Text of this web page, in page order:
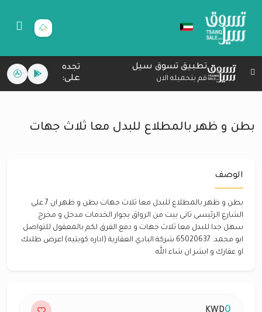
تطبيق تسوق سيل
قم بتحميله الان
تجده
على:
بطن و ظهر بالمطلاع للبدل معا ثلاث جهات
الوصف
بطن و ظهر بالمطلاع للبدل معا ثلاث جهات بطن و ظهر ان 7 على
الشارع الرئيسى ثانى بيت من الرواق بجوار الخدمات مدخل و مخرج
سهل جدا للبدل معا ثلاث جهات و دفع الفرق لكم بالمعقول للتواصل
ابو محمد: 65020637 شركة البادي العقارية (اداره كويتيه) اعرض طلبك
او عقارك و ابشر ان شاء الله